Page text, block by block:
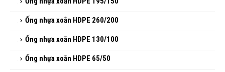
Ống nhựa xoắn HDPE 260/200
Ống nhựa xoắn HDPE 130/100
Ống nhựa xoắn HDPE 65/50